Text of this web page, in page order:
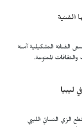
الفنية
الفنانة التشكيلية آمنة
المتنوعة.
ليبيا
الزي النسائي الليبي